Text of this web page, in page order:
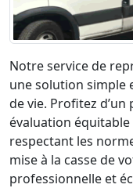
Notre service de
une solution simple
de vie. Profitez d’un
évaluation
respectant les
mise à la casse de
professionnelle et